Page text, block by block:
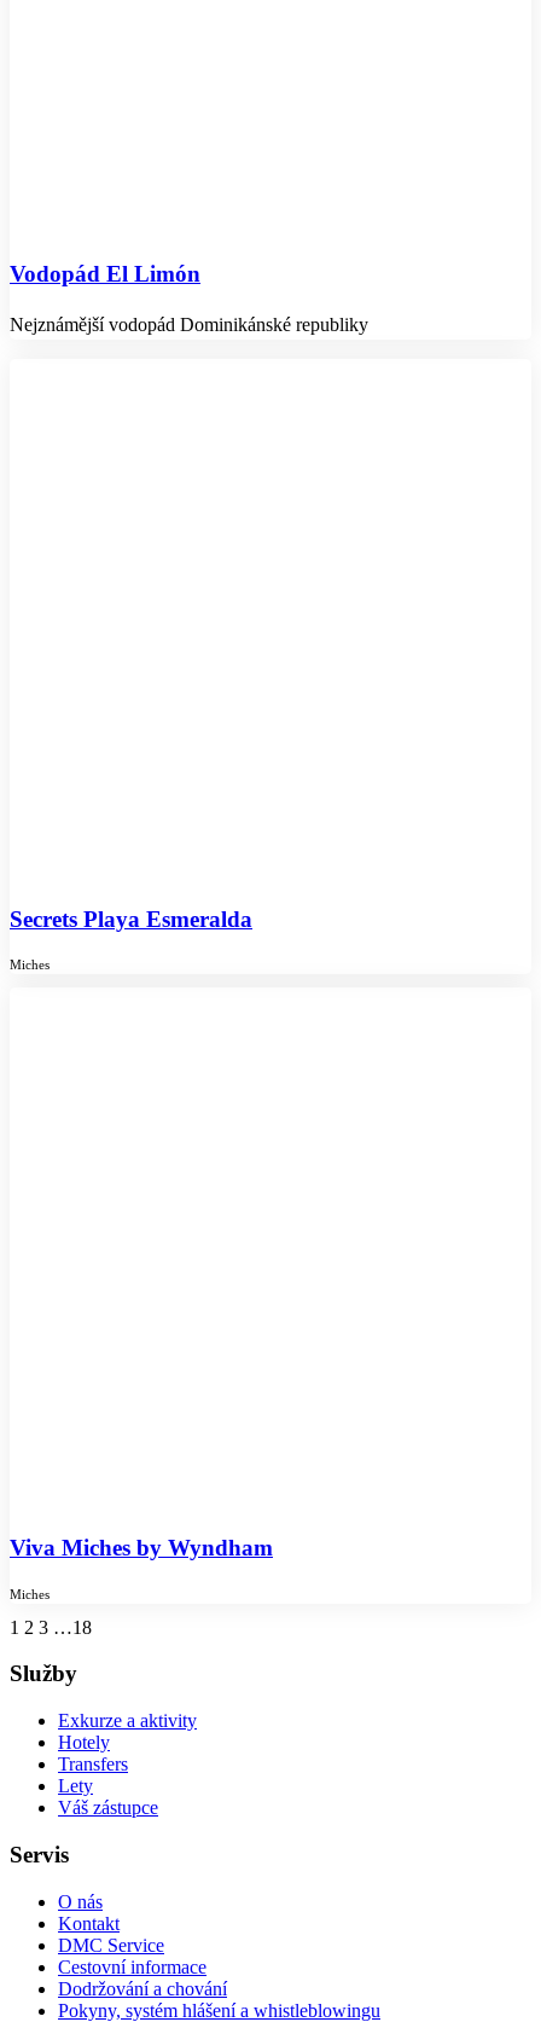
Vodopád El Limón
Nejznámější vodopád Dominikánské republiky
Secrets Playa Esmeralda
Miches
Viva Miches by Wyndham
Miches
1 2 3 …18
Služby
Exkurze a aktivity
Hotely
Transfers
Lety
Váš zástupce
Servis
O nás
Kontakt
DMC Service
Cestovní informace
Dodržování a chování
Pokyny, systém hlášení a whistleblowingu